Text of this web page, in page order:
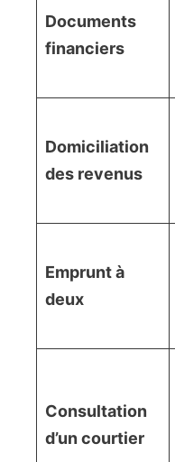
Documents
financiers
Domiciliation
des revenus
Emprunt à
deux
Consultation
d’un courtier